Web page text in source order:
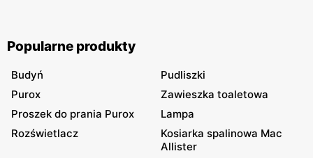
Popularne produkty
Budyń
Pudliszki
Purox
Zawieszka toaletowa
Proszek do prania Purox
Lampa
Rozświetlacz
Kosiarka spalinowa Mac
Allister